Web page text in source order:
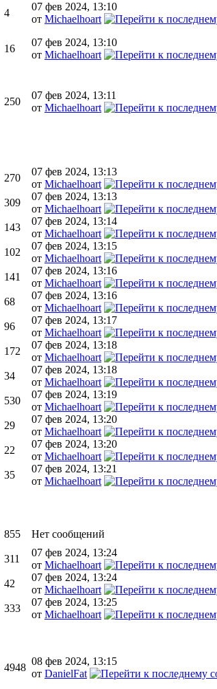
4
07 фев 2024, 13:10
от Michaelhoart
16
07 фев 2024, 13:10
от Michaelhoart
250
07 фев 2024, 13:11
от Michaelhoart
270
07 фев 2024, 13:13
от Michaelhoart
309
07 фев 2024, 13:13
от Michaelhoart
143
07 фев 2024, 13:14
от Michaelhoart
102
07 фев 2024, 13:15
от Michaelhoart
141
07 фев 2024, 13:16
от Michaelhoart
68
07 фев 2024, 13:16
от Michaelhoart
96
07 фев 2024, 13:17
от Michaelhoart
172
07 фев 2024, 13:18
от Michaelhoart
34
07 фев 2024, 13:18
от Michaelhoart
530
07 фев 2024, 13:19
от Michaelhoart
29
07 фев 2024, 13:20
от Michaelhoart
22
07 фев 2024, 13:20
от Michaelhoart
35
07 фев 2024, 13:21
от Michaelhoart
855
Нет сообщений
311
07 фев 2024, 13:24
от Michaelhoart
42
07 фев 2024, 13:24
от Michaelhoart
333
07 фев 2024, 13:25
от Michaelhoart
4948
08 фев 2024, 13:15
от DanielFat